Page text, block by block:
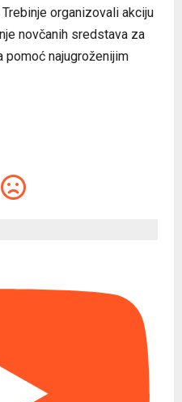
organizovali akciju
novčanih sredstava za
pomoć najugroženijim